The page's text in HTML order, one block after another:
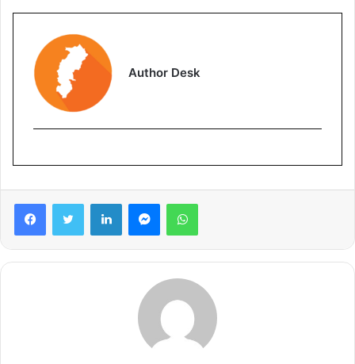
Author Desk